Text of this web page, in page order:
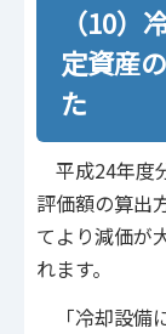
（10
定資産
た
平成24年度
評価額の算出
てより減価が
れます。
「冷却設備